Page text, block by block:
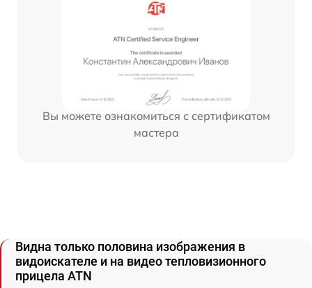
Вы можете ознакомиться с сертификатом
мастера
Видна только половина изображения в
видоискателе и на видео тепловизионного
прицела ATN